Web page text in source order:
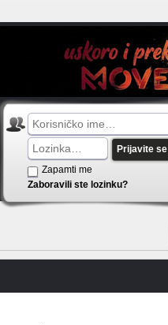
Prijavite se
Zapamti me
Zaboravili ste lozinku?